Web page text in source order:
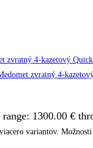
range: 1300.00 €
variantov.